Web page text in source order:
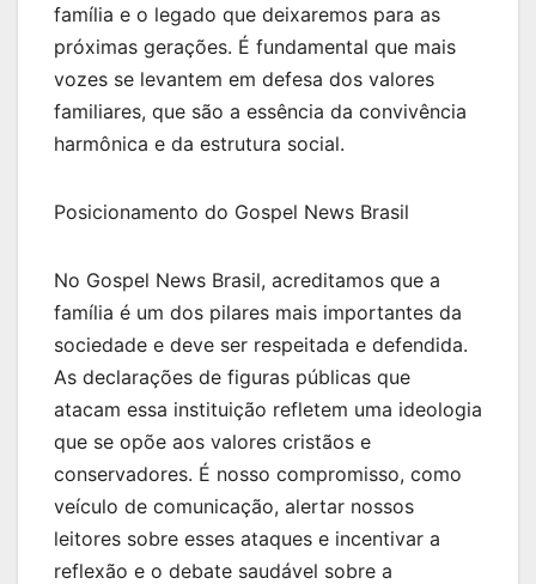
família e o legado que deixaremos para as
próximas gerações. É fundamental que mais
vozes se levantem em defesa dos valores
familiares, que são a essência da convivência
harmônica e da estrutura social.
Posicionamento do Gospel News Brasil
No Gospel News Brasil, acreditamos que a
família é um dos pilares mais importantes da
sociedade e deve ser respeitada e defendida.
As declarações de figuras públicas que
atacam essa instituição refletem uma ideologia
que se opõe aos valores cristãos e
conservadores. É nosso compromisso, como
veículo de comunicação, alertar nossos
leitores sobre esses ataques e incentivar a
reflexão e o debate saudável sobre a